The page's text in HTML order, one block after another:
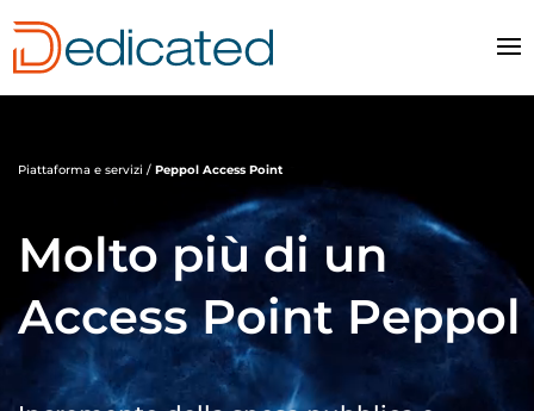
Piattaforma e servizi / Peppol Access Point
Molto più di un
Access Point Peppol